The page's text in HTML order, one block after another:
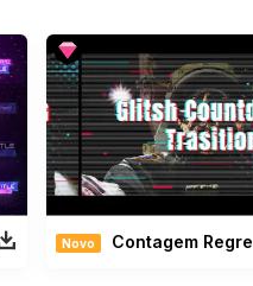
Novo Contagem Regressiva de Glitch Transição